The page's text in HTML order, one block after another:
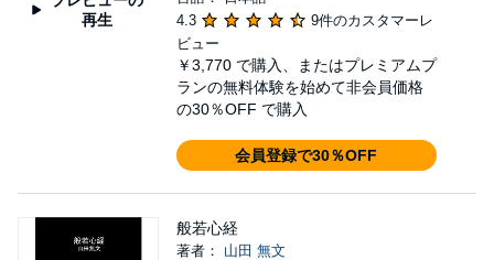
再生
4.3
9件のカスタマーレ
ビュー
￥3,770 で購入、またはプレミアムプ
ランの無料体験を始めて非会員価格
の30％OFF で購入
会員登録で30％OFF
般若心経
著者： 山田 無文